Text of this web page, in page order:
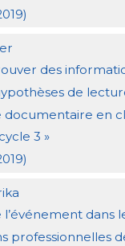
des
de
documentaire en
3 »
dans
professionnelles